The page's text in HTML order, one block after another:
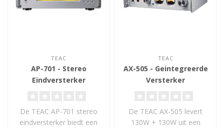
TEAC
AP-701 - Stereo
Eindversterker
De TEAC AP-701 stereo
eindversterker biedt een
TEAC
AX-505 - Geintegreerde
Versterker
De TEAC AX-505 levert
130W + 130W uit een